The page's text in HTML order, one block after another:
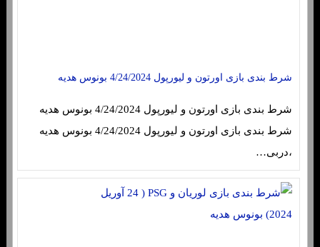
شرط بندی بازی اورتون و لیورپول 4/24/2024 بونوس هدیه
شرط بندی بازی اورتون و لیورپول 4/24/2024 بونوس هدیه
شرط بندی بازی اورتون و لیورپول 4/24/2024 بونوس هدیه
،دربی…